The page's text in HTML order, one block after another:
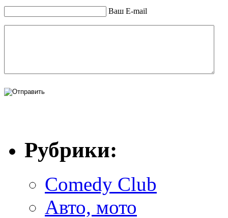
Ваш E-mail
Рубрики:
Comedy Club
Авто, мото